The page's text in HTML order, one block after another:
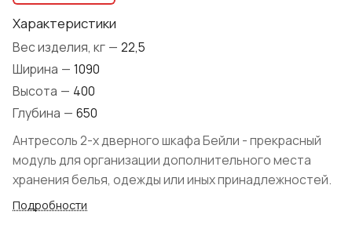
Характеристики
Вес изделия, кг — 22,5
Ширина — 1090
Высота — 400
Глубина — 650
Антресоль 2-х дверного шкафа Бейли - прекрасный
модуль для организации дополнительного места
хранения белья, одежды или иных принадлежностей.
Подробности